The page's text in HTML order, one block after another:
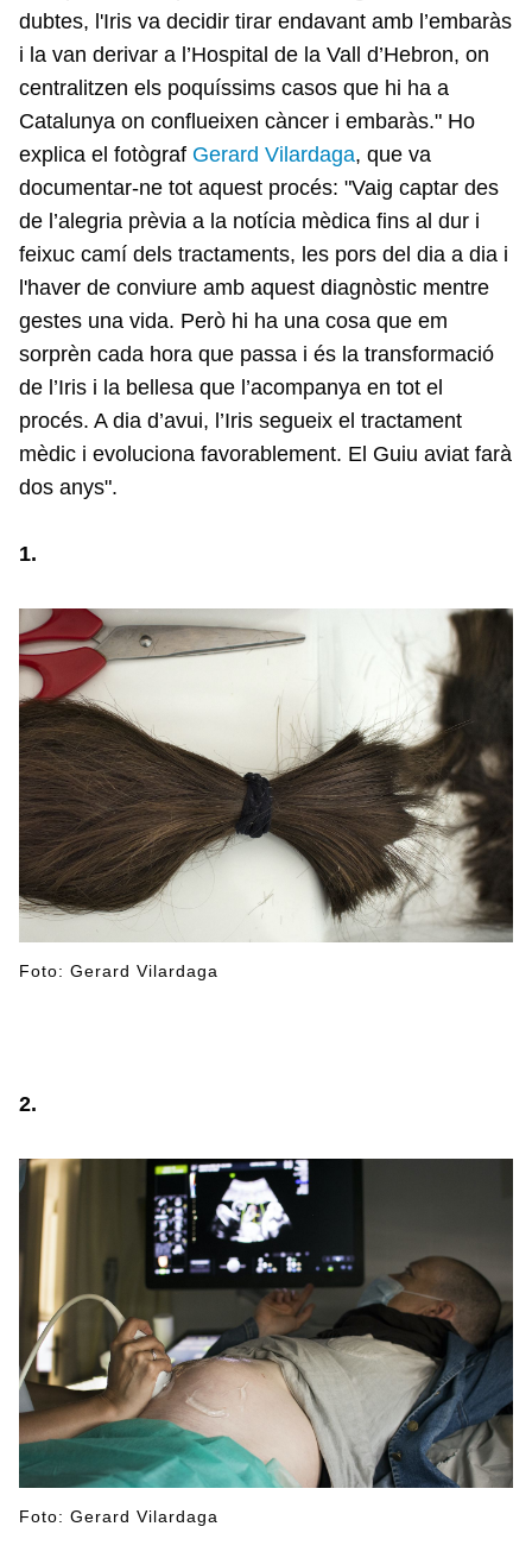
dubtes, l'Iris va decidir tirar endavant amb l’embaràs
i la van derivar a l’Hospital de la Vall d’Hebron, on
centralitzen els poquíssims casos que hi ha a
Catalunya on conflueixen càncer i embaràs." Ho
explica el fotògraf Gerard Vilardaga, que va
documentar-ne tot aquest procés: "Vaig captar des
de l’alegria prèvia a la notícia mèdica fins al dur i
feixuc camí dels tractaments, les pors del dia a dia i
l'haver de conviure amb aquest diagnòstic mentre
gestes una vida. Però hi ha una cosa que em
sorprèn cada hora que passa i és la transformació
de l’Iris i la bellesa que l’acompanya en tot el
procés. A dia d’avui, l’Iris segueix el tractament
mèdic i evoluciona favorablement. El Guiu aviat farà
dos anys".
1.
Foto: Gerard Vilardaga
2.
Foto: Gerard Vilardaga